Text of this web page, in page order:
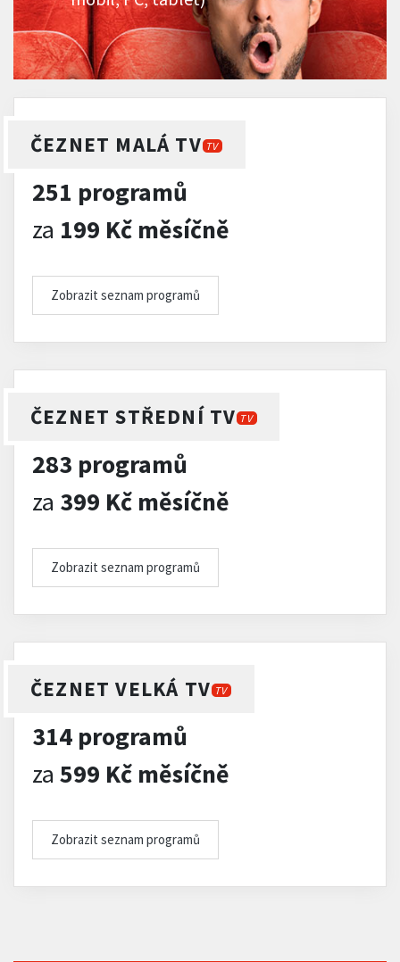
ČEZNET MALÁ TV TV
251 programů
za 199 Kč měsíčně
Zobrazit seznam programů
ČEZNET STŘEDNÍ TV TV
283 programů
za 399 Kč měsíčně
Zobrazit seznam programů
ČEZNET VELKÁ TV TV
314 programů
za 599 Kč měsíčně
Zobrazit seznam programů